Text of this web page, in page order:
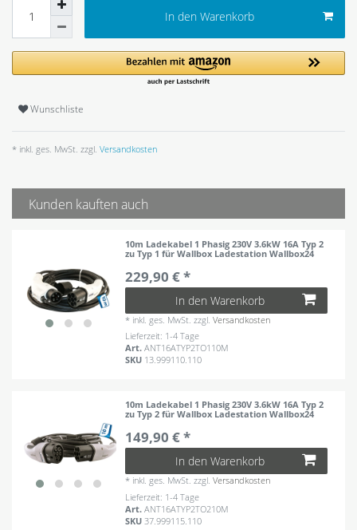
In den Warenkorb
Wunschliste
* inkl. ges. MwSt. zzgl. Versandkosten
Kunden kauften auch
10m Ladekabel 1 Phasig 230V 3.6kW 16A Typ 2
zu Typ 1 für Wallbox Ladestation Wallbox24
229,90 € *
In den Warenkorb
* inkl. ges. MwSt. zzgl.Versandkosten
Lieferzeit: 1-4 Tage
Art.ANT16ATYP2TO110M
SKU 13.999110.110
10m Ladekabel 1 Phasig 230V 3.6kW 16A Typ 2
zu Typ 2 für Wallbox Ladestation Wallbox24
149,90 € *
In den Warenkorb
* inkl. ges. MwSt. zzgl.Versandkosten
Lieferzeit: 1-4 Tage
Art.ANT16ATYP2TO210M
SKU 37.999115.110